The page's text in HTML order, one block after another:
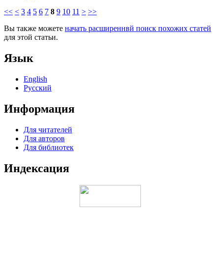
<< < 3 4 5 6 7 8 9 10 11 > >>
Вы также можете начать расширеннвй поиск похожих статей
для этой статьи.
Язык
English
Русский
Информация
Для читателей
Для авторов
Для библиотек
Индексация